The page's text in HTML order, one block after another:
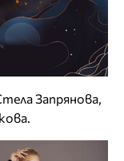
Запрянова,